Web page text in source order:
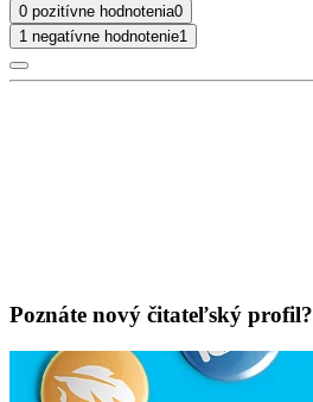
0 pozitívne hodnotenia0
1 negatívne hodnotenie1
Poznáte nový čitateľský profil?